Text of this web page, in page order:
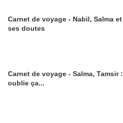
Carnet de voyage - Nabil, Salma et
ses doutes
Carnet de voyage - Salma, Tamsir :
oublie ça...